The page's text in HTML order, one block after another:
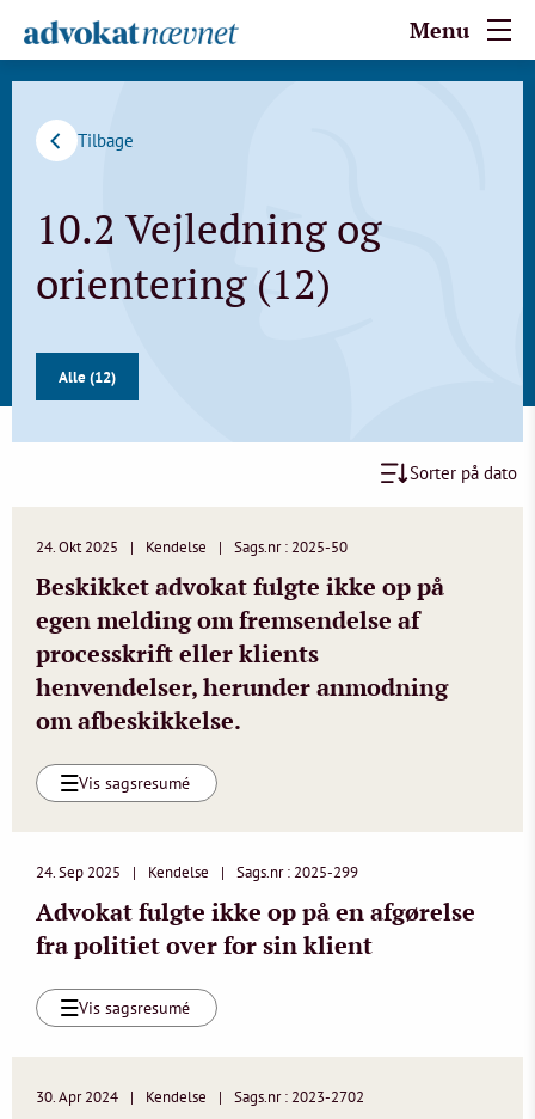
Menu
Tilbage
10.2 Vejledning og
orientering (12)
Alle (12)
Sorter på dato
24. Okt 2025 Kendelse Sags.nr : 2025-50
Beskikket advokat fulgte ikke op på
egen melding om fremsendelse af
processkrift eller klients
henvendelser, herunder anmodning
om afbeskikkelse.
Vis sagsresumé
24. Sep 2025 Kendelse Sags.nr : 2025-299
Advokat fulgte ikke op på en afgørelse
fra politiet over for sin klient
Vis sagsresumé
30. Apr 2024 Kendelse Sags.nr : 2023-2702